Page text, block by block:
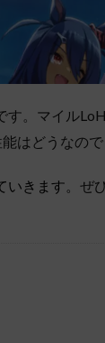
す。マイル
はどうなの
きます。 ぜ